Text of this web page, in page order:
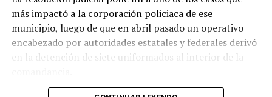
Posteriormente, el tránsito fue restablecido de manera
normal.
más impactó a la corporación policiaca de ese
municipio, luego de que en abril pasado un operativo
encabezado por autoridades estatales y federales derivó
en la detención de siete uniformados al interior de la